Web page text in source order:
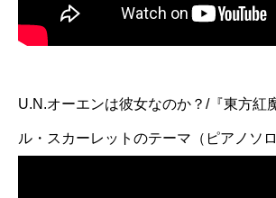
U.N.オーエンは彼女なのか？/『東方紅
ル・スカーレットのテーマ（ピアノソ